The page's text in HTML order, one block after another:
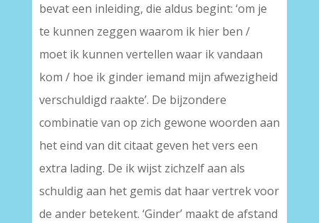
bevat een inleiding, die aldus begint: ‘om je
te kunnen zeggen waarom ik hier ben /
moet ik kunnen vertellen waar ik vandaan
kom / hoe ik ginder iemand mijn afwezigheid
verschuldigd raakte’. De bijzondere
combinatie van op zich gewone woorden aan
het eind van dit citaat geven het vers een
extra lading. De ik wijst zichzelf aan als
schuldig aan het gemis dat haar vertrek voor
de ander betekent. ‘Ginder’ maakt de afstand